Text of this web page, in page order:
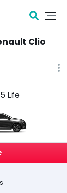
Clio
Life